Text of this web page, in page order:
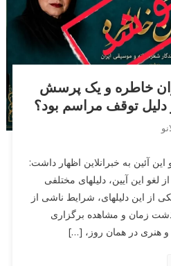
مصلا
از خلق نقاشی روح الامین تا داغ
در آثار هنرمندان
سابق خواننده آمریکایی جزئیات تازه
شعر، ترانه و موسیقی
یک پرسش آیا نام هما میرافشار دلیل
بود؟
خاطره و یک پرسش
دلیل توقف مراسم بود؟
آئین به خبرانلاین اظهار داشت:
این آیین، دلیلهای مختلفی
از این دلیلهای، شرایط ناشی از
زمان و مشاهده برگزاری
و هنری در همان روز، […]